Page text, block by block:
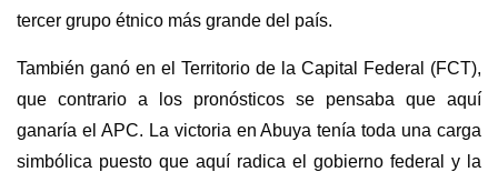
tercer grupo étnico más grande del país.
También ganó en el Territorio de la Capital Federal (FCT),
que contrario a los pronósticos se pensaba que aquí
ganaría el APC. La victoria en Abuya tenía toda una carga
simbólica puesto que aquí radica el gobierno federal y la